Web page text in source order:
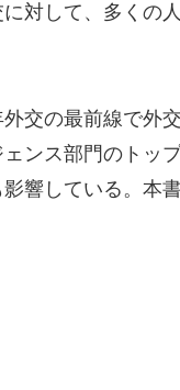
対して、多くの
交の最前線で外
ンス部門のトッ
響している。本